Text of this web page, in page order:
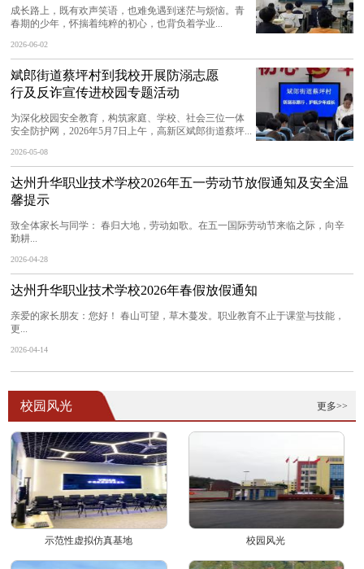
成长路上，既有欢声笑语，也难免遇到迷茫与烦恼。青
春期的少年，怀揣着纯粹的初心，也背负着学业...
2026-06-02
斌郎街道蔡坪村到我校开展防溺志愿
行及反诈宣传进校园专题活动
为深化校园安全教育，构筑家庭、学校、社会三位一体
安全防护网，2026年5月7日上午，高新区斌郎街道蔡坪...
2026-05-08
达州升华职业技术学校2026年五一劳动节放假通知及安全温
馨提示
致全体家长与同学： 春归大地，劳动如歌。在五一国际劳动节来临之际，向辛
勤耕...
2026-04-28
达州升华职业技术学校2026年春假放假通知
亲爱的家长朋友：您好！ 春山可望，草木蔓发。职业教育不止于课堂与技能，
更...
2026-04-14
更多>>
校园风光
示范性虚拟仿真基地 校园风光